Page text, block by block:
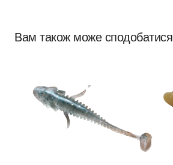
Вам також може сподобатися